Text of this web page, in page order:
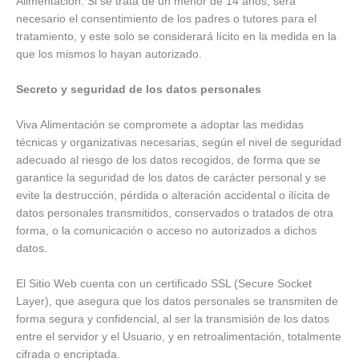
necesario el consentimiento de los padres o tutores para el
tratamiento, y este solo se considerará lícito en la medida en la
que los mismos lo hayan autorizado.
Secreto y seguridad de los datos personales
Viva Alimentación se compromete a adoptar las medidas
técnicas y organizativas necesarias, según el nivel de seguridad
adecuado al riesgo de los datos recogidos, de forma que se
garantice la seguridad de los datos de carácter personal y se
evite la destrucción, pérdida o alteración accidental o ilícita de
datos personales transmitidos, conservados o tratados de otra
forma, o la comunicación o acceso no autorizados a dichos
datos.
El Sitio Web cuenta con un certificado SSL (Secure Socket
Layer), que asegura que los datos personales se transmiten de
forma segura y confidencial, al ser la transmisión de los datos
entre el servidor y el Usuario, y en retroalimentación, totalmente
cifrada o encriptada.